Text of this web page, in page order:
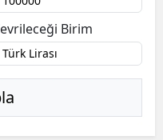
Birim